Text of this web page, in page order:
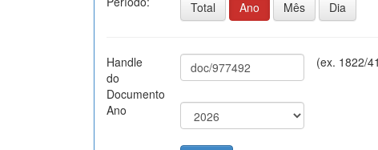
Total Ano Mês Dia
Handle
do
Documento
(ex. 1822/
Ano